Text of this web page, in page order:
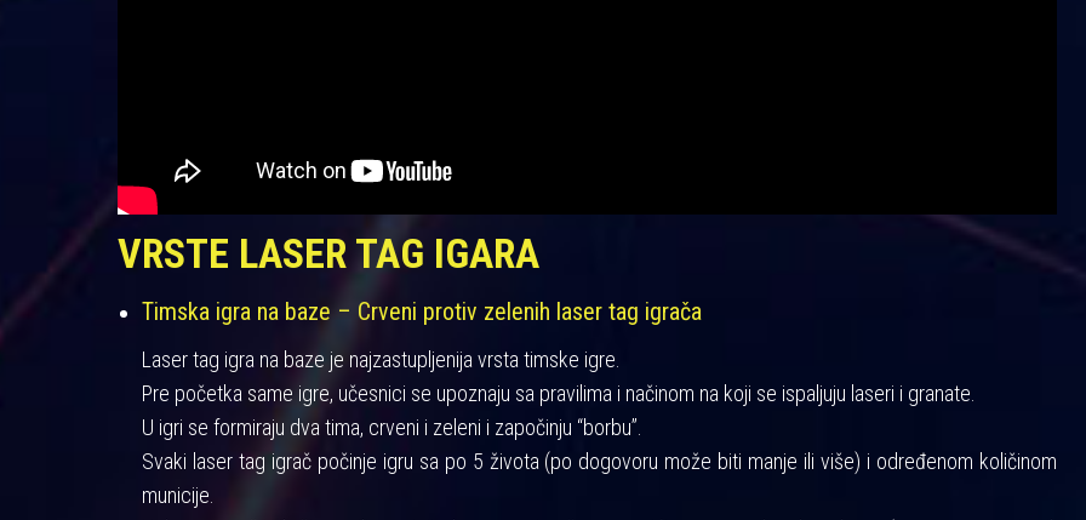
VRSTE LASER TAG IGARA
Timska igra na baze – Crveni protiv zelenih laser tag igrača
Laser tag igra na baze je najzastupljenija vrsta timske igre.
Pre početka same igre, učesnici se upoznaju sa pravilima i načinom na koji se ispaljuju laseri i granate.
U igri se formiraju dva tima, crveni i zeleni i započinju “borbu”.
Svaki laser tag igrač počinje igru sa po 5 života (po dogovoru može biti manje ili više) i određenom količinom
municije.